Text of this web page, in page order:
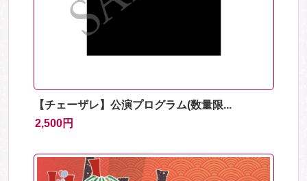
【チェーザレ】公演プログラム(数量限...
2,500円